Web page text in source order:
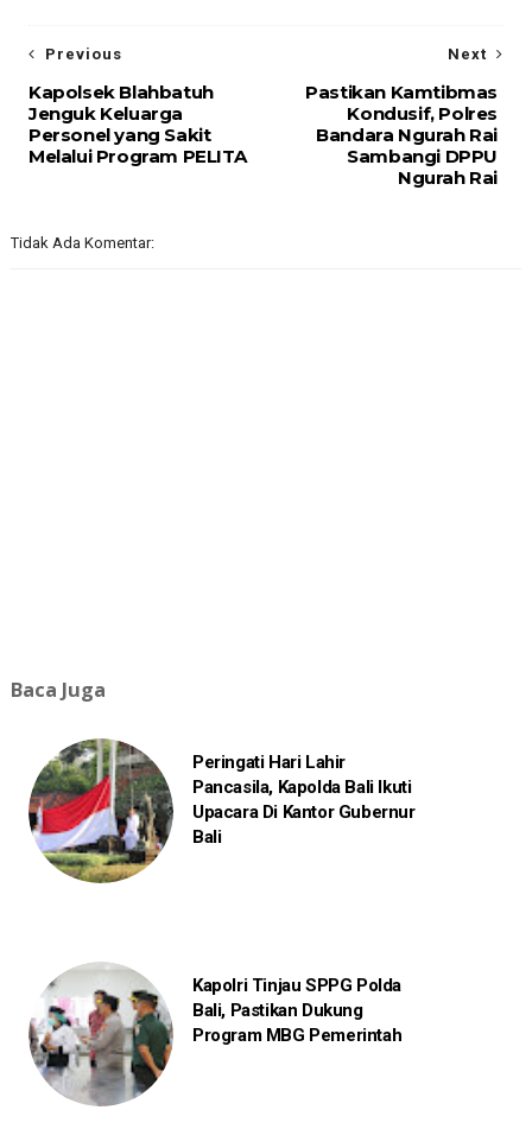
Next
Pastikan Kamtibmas
Kondusif, Polres
Bandara Ngurah Rai
Sambangi DPPU
Ngurah Rai
Previous
Kapolsek Blahbatuh
Jenguk Keluarga
Personel yang Sakit
Melalui Program PELITA
Tidak Ada Komentar:
Baca Juga
Peringati Hari Lahir
Pancasila, Kapolda Bali Ikuti
Upacara Di Kantor Gubernur
Bali
Kapolri Tinjau SPPG Polda
Bali, Pastikan Dukung
Program MBG Pemerintah